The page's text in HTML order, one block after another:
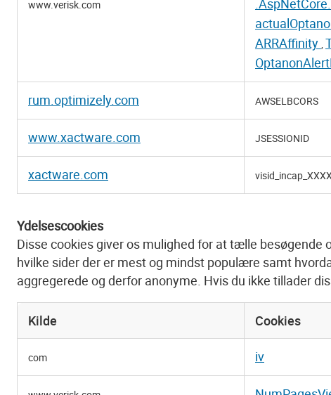
www.verisk.com
ARRAffinity ,
rum.optimizely.com AWSELBCORS
www.xactware.com JSESSIONID
xactware.com
Ydelsescookies
Disse cookies giver os mulighed for at tælle
hvilke sider der er mest og mindst populære samt
aggregerede og derfor anonyme. Hvis du ikke tillader
Kilde Cookies
com iv